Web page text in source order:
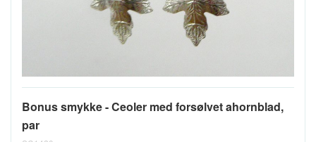
Bonus smykke - Ceoler med forsølvet ahornblad,
par